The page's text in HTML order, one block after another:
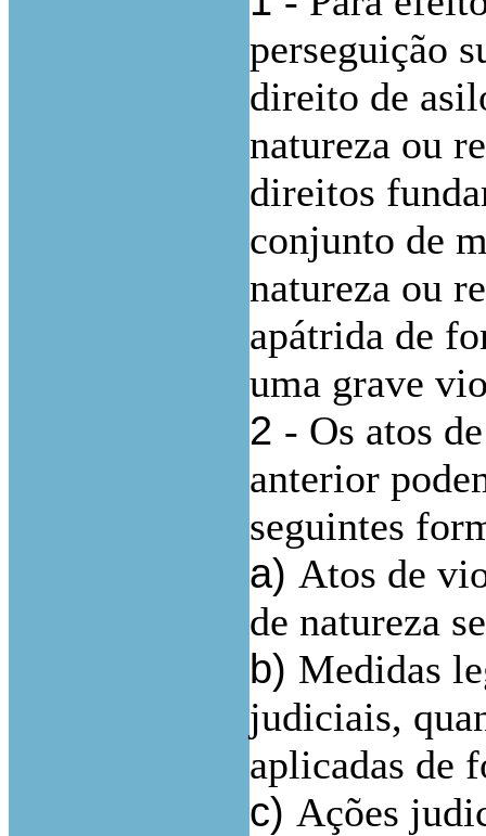
perseguição
direito de
natureza ou
direitos
conjunto de
natureza ou
apátrida de
uma grave
2 - Os atos
anterior
seguintes
a) Atos de
de natureza
b) Medidas
judiciais,
aplicadas de
c) Ações